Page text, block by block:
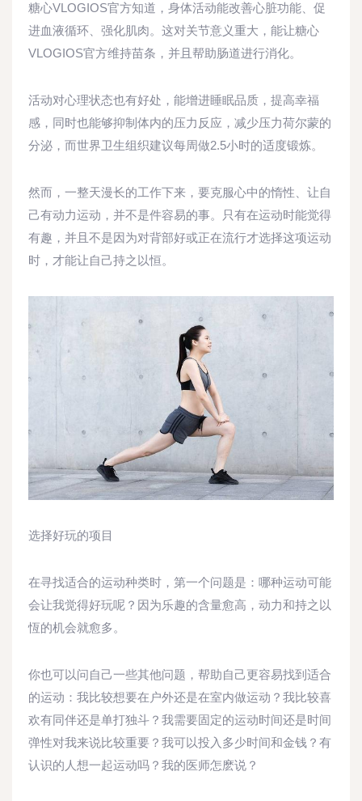
糖心VLOGIOS官方知道，身体活动能改善心脏功能、促
进血液循环、强化肌肉。这对关节意义重大，能让糖心
VLOGIOS官方维持苗条，并且帮助肠道进行消化。
活动对心理状态也有好处，能增进睡眠品质，提高幸福
感，同时也能够抑制体内的压力反应，减少压力荷尔蒙的
分泌，而世界卫生组织建议每周做2.5小时的适度锻炼。
然而，一整天漫长的工作下来，要克服心中的惰性、让自
己有动力运动，并不是件容易的事。只有在运动时能觉得
有趣，并且不是因为对背部好或正在流行才选择这项运动
时，才能让自己持之以恒。
选择好玩的项目
在寻找适合的运动种类时，第一个问题是：哪种运动可能
会让我觉得好玩呢？因为乐趣的含量愈高，动力和持之以
恆的机会就愈多。
你也可以问自己一些其他问题，帮助自己更容易找到适合
的运动：我比较想要在户外还是在室内做运动？我比较喜
欢有同伴还是单打独斗？我需要固定的运动时间还是时间
弹性对我来说比较重要？我可以投入多少时间和金钱？有
认识的人想一起运动吗？我的医师怎麽说？